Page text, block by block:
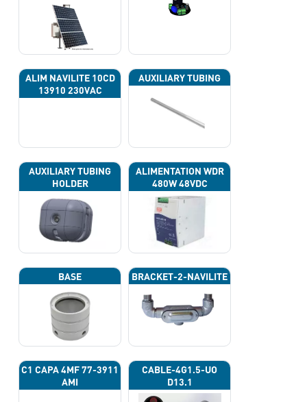
ALIM NAVILITE 10CD
13910 230VAC
AUXILIARY TUBING
AUXILIARY TUBING
HOLDER
ALIMENTATION WDR
480W 48VDC
BASE BRACKET-2-NAVILITE
C1 CAPA 4ΜF 77-3911
AMI
CABLE-4G1.5-UO
D13.1